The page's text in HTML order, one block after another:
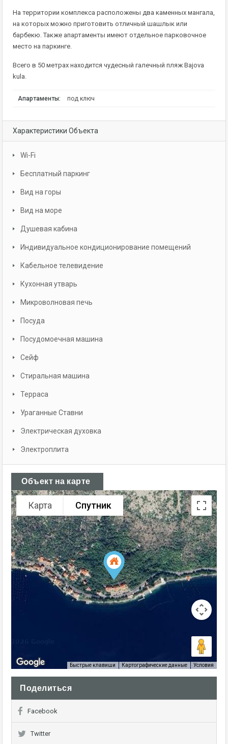
На территории комплекса расположены два каменных мангала,
на которых можно приготовить отличный шашлык или
барбекю. Также апартаменты имеют отдельное парковочное
место на паркинге.
Всего в 50 метрах находится чудесный галечный пляж Bajova
kula.
Апартаменты: под ключ
Характеристики Объекта
Wi-Fi
Бесплатный паркинг
Вид на горы
Вид на море
Душевая кабина
Индивидуальное кондиционирование помещений
Кабельное телевидение
Кухонная утварь
Микроволновая печь
Посуда
Посудомоечная машина
Сейф
Стиральная машина
Терраса
Ураганные Ставни
Электрическая духовка
Электроплита
Объект на карте
Карта Спутник
Быстрые клавиши Картографические данные Условия
Поделиться
Facebook
Twitter